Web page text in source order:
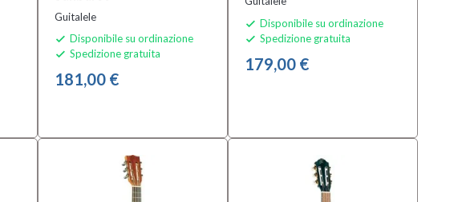
Guitalele
 Disponibile su ordinazione
 Spedizione gratuita
181,00 €
 Disponibile su ordinazione
 Spedizione gratuita
179,00 €